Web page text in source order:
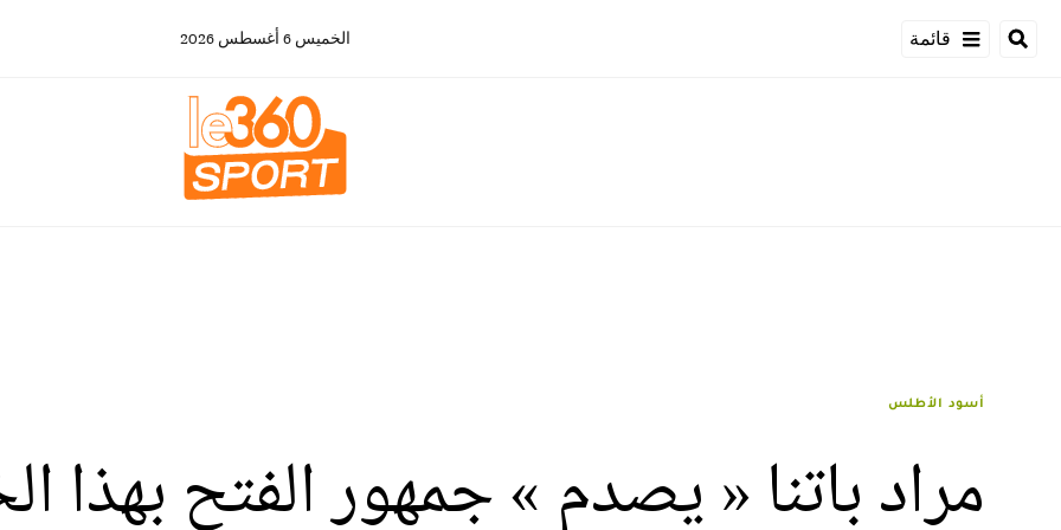
قائمة الخميس 6 أغسطس 2026
أسود الأطلس
مراد باتنا « يصدم » جمهور الفتح بهذا